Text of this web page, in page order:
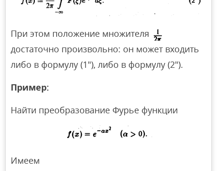
При этом положение множителя
достаточно произвольно: он может входить
либо в формулу (1″), либо в формулу (2″).
Пример:
Найти преобразование Фурье функции
Имеем